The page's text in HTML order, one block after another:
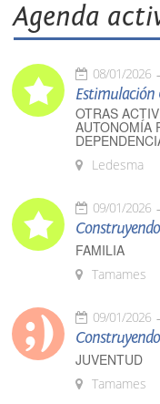
Agenda
08/01/2026
Estimulación
OTRAS
AUTONOMÍA
Ledesma
09/01/2026
FAMILIA
Tamames
09/01/2026
JUVENTUD
Tamames